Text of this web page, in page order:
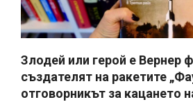
Злодей или герой е Вернер
създателят на ракетите
отговорникът за кацането